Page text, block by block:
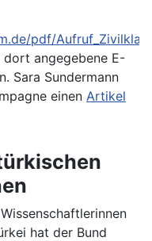
pdf/
dort angegebene E-
Sara Sundermann
einen Artikel
hat der Bund